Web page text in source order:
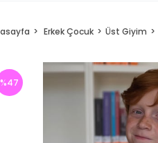
Erkek Çocuk Üst Giyim
%47